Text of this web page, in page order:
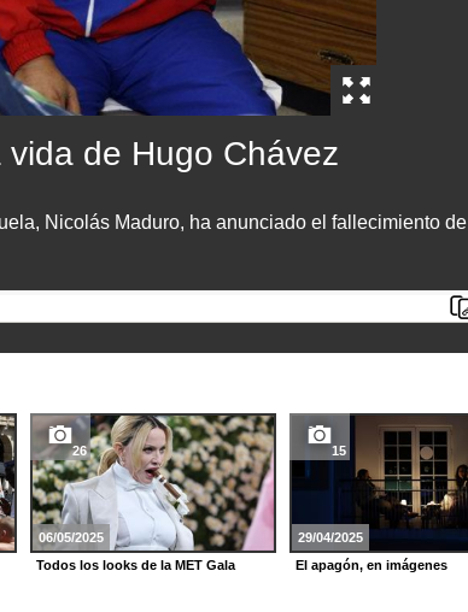
de Hugo Chávez
Nicolás Maduro, ha anunciado el fallecimiento del
26
06/05/2025
Todos los looks de la MET Gala
15
29/04/2025
El apagón, en imágenes